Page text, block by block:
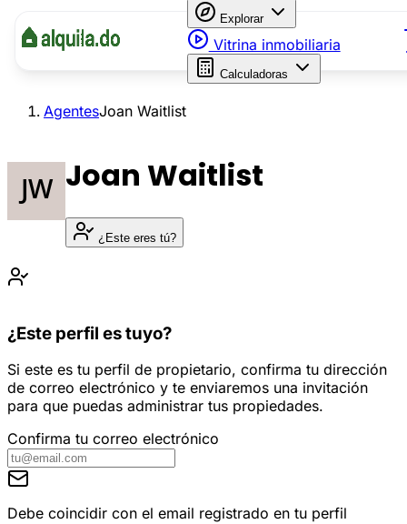
Explorar
Vitrina inmobiliaria
Calculadoras
AgentesJoan Waitlist
Joan Waitlist
¿Este eres tú?
¿Este perfil es tuyo?
Si este es tu perfil de propietario, confirma tu dirección
de correo electrónico y te enviaremos una invitación
para que puedas administrar tus propiedades.
Confirma tu correo electrónico
Debe coincidir con el email registrado en tu perfil